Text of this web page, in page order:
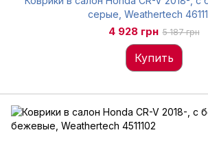
серые, Weathertech
4 928 грн 5 187 грн
Купить